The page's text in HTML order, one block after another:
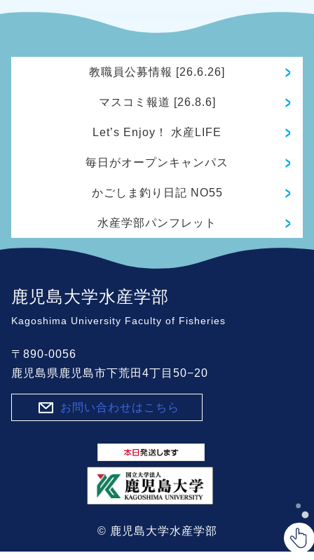
教職員公募情報 [26.6.26]
マスコミ報道 [26.8.6]
Let’s Enjoy！ 水産LIFE
毎日がオープンキャンパス
かごしま釣り日記 NO55
水産学部パンフレット
鹿児島大学水産学部
Kagoshima University Faculty of Fisheries
〒890-0056
鹿児島県鹿児島市下荒田4丁目50−20
お問い合わせはこちら
© 鹿児島大学水産学部